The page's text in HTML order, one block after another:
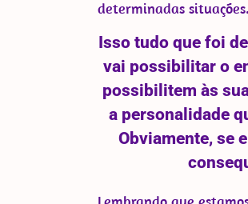
determinadas situações.
Isso tudo que foi
vai possibilitar o
possibilitem às
a personalidade
Obviamente, se